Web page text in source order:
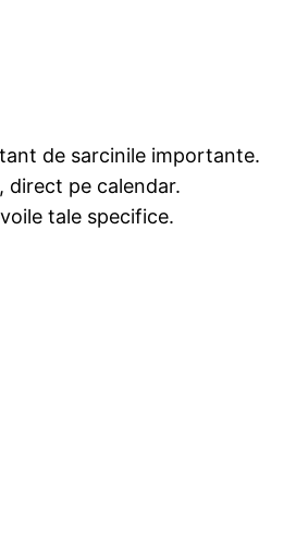
de sarcinile importante.
direct pe calendar.
tale specifice.